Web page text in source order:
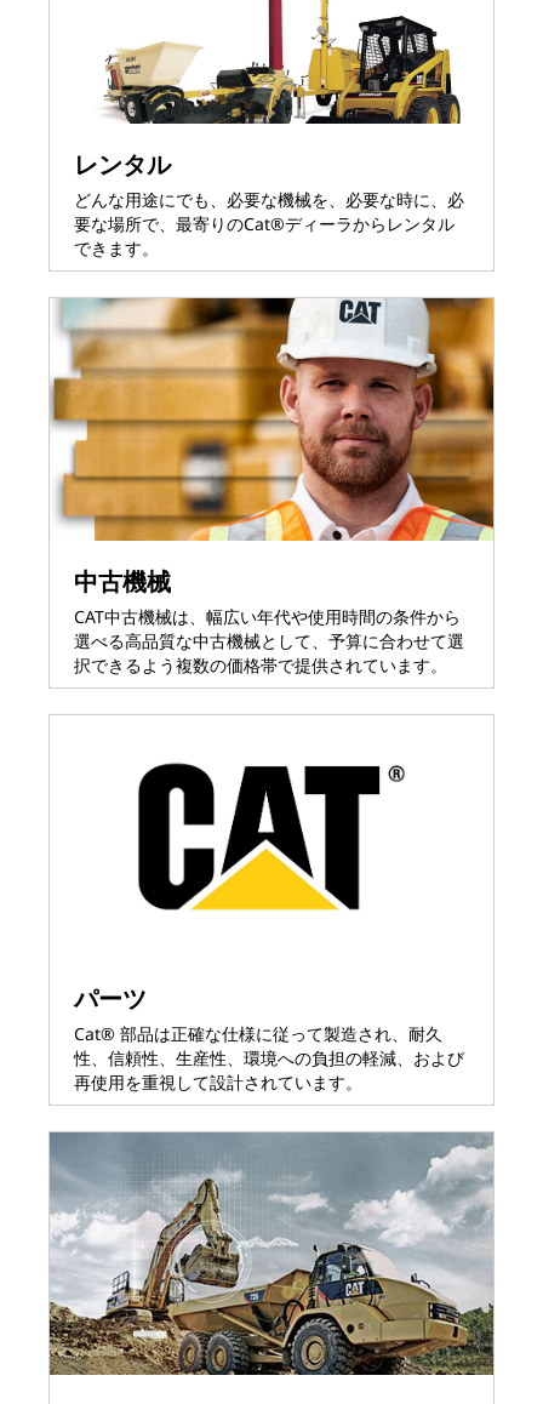
レンタル
どんな用途にでも、必要な機械を、必要な時に、必
要な場所で、最寄りのCat®ディーラからレンタル
できます。
中古機械
CAT中古機械は、幅広い年代や使用時間の条件から
選べる高品質な中古機械として、予算に合わせて選
択できるよう複数の価格帯で提供されています。
パーツ
Cat® 部品は正確な仕様に従って製造され、耐久
性、信頼性、生産性、環境への負担の軽減、および
再使用を重視して設計されています。